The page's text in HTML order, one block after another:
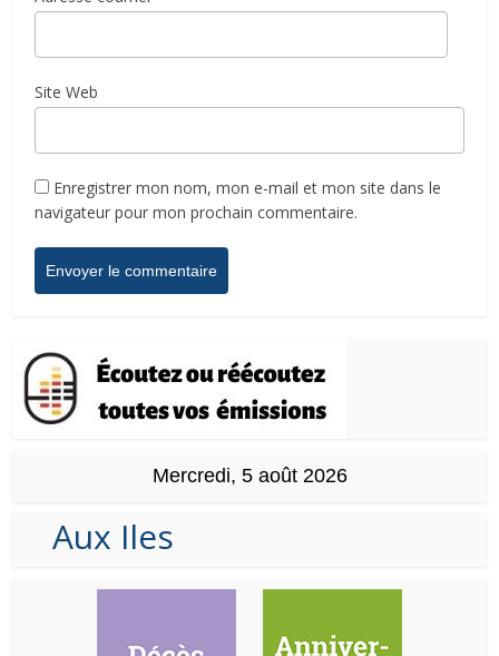
Site Web
Enregistrer mon nom, mon e-mail et mon site dans le
navigateur pour mon prochain commentaire.
Mercredi, 5 août 2026
Aux Iles